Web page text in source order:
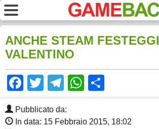
ANCHE STEAM
VALENTINO
Facebook
TwitterTelegram
WhatsApp
Pubblicato da:
In data: 15 Febbraio 2015, 18:02